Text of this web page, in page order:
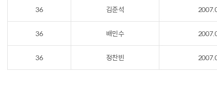
36 김준석
36 배민수
36 정찬빈